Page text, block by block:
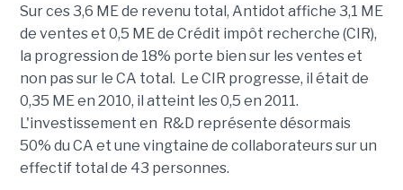
Sur ces 3,6 ME de revenu total, Antidot affiche 3,1 ME
de ventes et 0,5 ME de Crédit impôt recherche (CIR),
la progression de 18% porte bien sur les ventes et
non pas sur le CA total. Le CIR progresse, il était de
0,35 ME en 2010, il atteint les 0,5 en 2011.
L'investissement en R&D représente désormais
50% du CA et une vingtaine de collaborateurs sur un
effectif total de 43 personnes.